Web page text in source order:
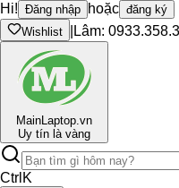
Hi! Đăng nhập hoặc đăng ký
Wishlist
Lâm:
MainLaptop.vn
Uy tín là vàng
Ctrl K